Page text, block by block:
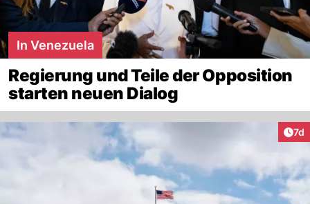
In Venezuela
Regierung und Teile der Opposition
starten neuen Dialog
7d